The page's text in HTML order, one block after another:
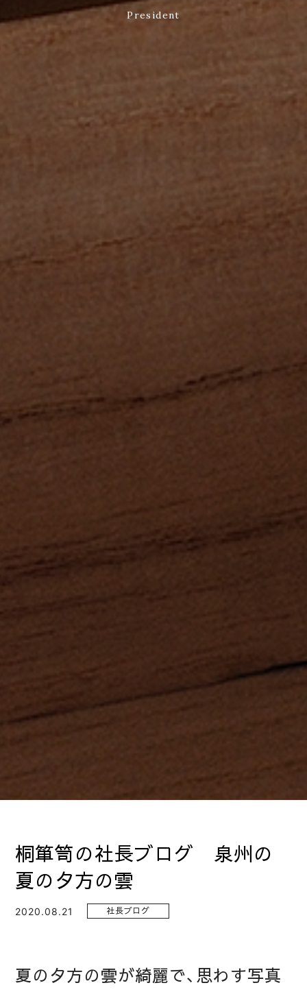
President
桐箪笥の社長ブログ 泉州の
夏の夕方の雲
2020.08.21 社長ブログ
夏の夕方の雲が綺麗で、思わす写真